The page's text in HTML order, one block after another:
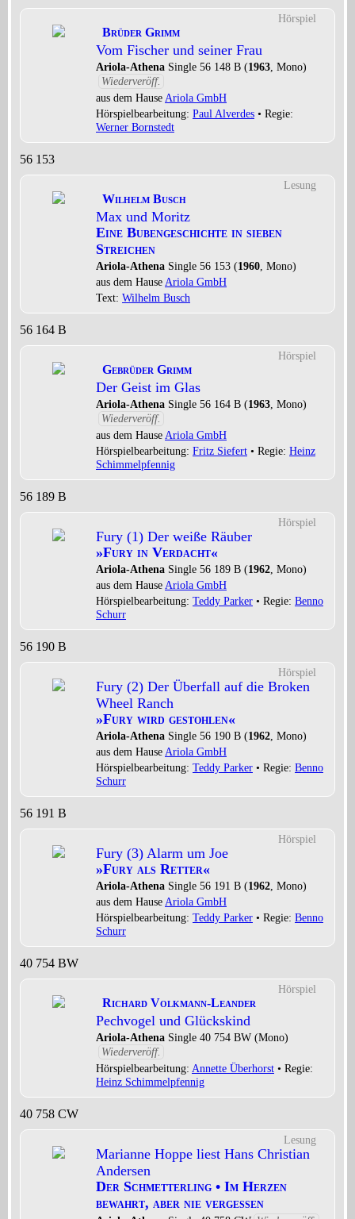
Hörspiel
Brüder Grimm
Vom Fischer und seiner Frau
Ariola-Athena Single 56 148 B (1963 , Mono)
Wiederveröff.
aus dem Hause Ariola GmbH
Hörspielbearbeitung: Paul Alverdes • Regie:
Werner Bornstedt
56 153
Lesung
Wilhelm Busch
Max und Moritz
Eine Bubengeschichte in sieben
Streichen
Ariola-Athena Single 56 153 (1960 , Mono)
aus dem Hause Ariola GmbH
Text: Wilhelm Busch
56 164 B
Hörspiel
Gebrüder Grimm
Der Geist im Glas
Ariola-Athena Single 56 164 B (1963 , Mono)
Wiederveröff.
aus dem Hause Ariola GmbH
Hörspielbearbeitung: Fritz Siefert • Regie: Heinz
Schimmelpfennig
56 189 B
Hörspiel
Fury (1) Der weiße Räuber
»Fury in Verdacht«
Ariola-Athena Single 56 189 B (1962 , Mono)
aus dem Hause Ariola GmbH
Hörspielbearbeitung: Teddy Parker • Regie: Benno
Schurr
56 190 B
Hörspiel
Fury (2) Der Überfall auf die Broken
Wheel Ranch
»Fury wird gestohlen«
Ariola-Athena Single 56 190 B (1962 , Mono)
aus dem Hause Ariola GmbH
Hörspielbearbeitung: Teddy Parker • Regie: Benno
Schurr
56 191 B
Hörspiel
Fury (3) Alarm um Joe
»Fury als Retter«
Ariola-Athena Single 56 191 B (1962 , Mono)
aus dem Hause Ariola GmbH
Hörspielbearbeitung: Teddy Parker • Regie: Benno
Schurr
40 754 BW
Hörspiel
Richard Volkmann-Leander
Pechvogel und Glückskind
Ariola-Athena Single 40 754 BW (Mono)
Wiederveröff.
Hörspielbearbeitung: Annette Überhorst • Regie:
Heinz Schimmelpfennig
40 758 CW
Lesung
Marianne Hoppe liest Hans Christian
Andersen
Der Schmetterling • Im Herzen
bewahrt, aber nie vergessen